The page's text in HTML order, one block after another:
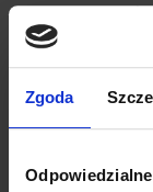
Zgoda